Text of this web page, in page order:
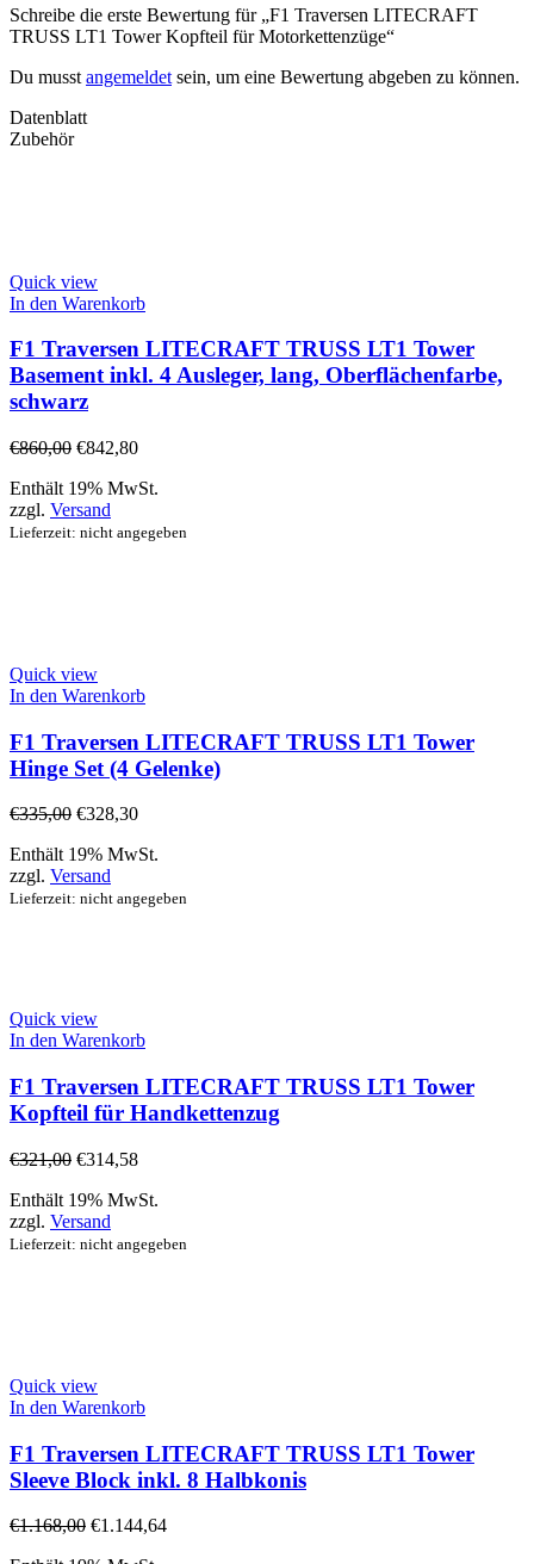
Schreibe die erste Bewertung für „F1 Traversen LITECRAFT
TRUSS LT1 Tower Kopfteil für Motorkettenzüge“
Du musst angemeldet sein, um eine Bewertung abgeben zu können.
Datenblatt
Zubehör
Quick view
In den Warenkorb
F1 Traversen LITECRAFT TRUSS LT1 Tower
Basement inkl. 4 Ausleger, lang, Oberflächenfarbe,
schwarz
€860,00 €842,80
Enthält 19% MwSt.
zzgl. Versand
Lieferzeit: nicht angegeben
Quick view
In den Warenkorb
F1 Traversen LITECRAFT TRUSS LT1 Tower
Hinge Set (4 Gelenke)
€335,00 €328,30
Enthält 19% MwSt.
zzgl. Versand
Lieferzeit: nicht angegeben
Quick view
In den Warenkorb
F1 Traversen LITECRAFT TRUSS LT1 Tower
Kopfteil für Handkettenzug
€321,00 €314,58
Enthält 19% MwSt.
zzgl. Versand
Lieferzeit: nicht angegeben
Quick view
In den Warenkorb
F1 Traversen LITECRAFT TRUSS LT1 Tower
Sleeve Block inkl. 8 Halbkonis
€1.168,00 €1.144,64